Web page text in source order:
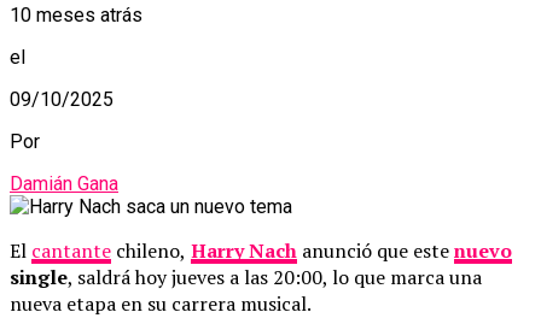
10 meses atrás
el
09/10/2025
Por
Damián Gana
El cantante chileno, Harry Nach anunció que estenuevo
single, saldrá hoy jueves a las 20:00, lo que marca una
nueva etapa en su carrera musical.